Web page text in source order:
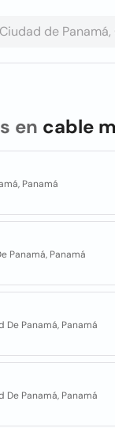
en cable
Panamá
Panamá, Panamá
De Panamá, Panamá
De Panamá, Panamá